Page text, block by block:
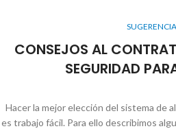
CONSEJOS AL
SEGURIDAD
Hacer la mejor elección del sistema de
es trabajo fácil. Para ello describimos